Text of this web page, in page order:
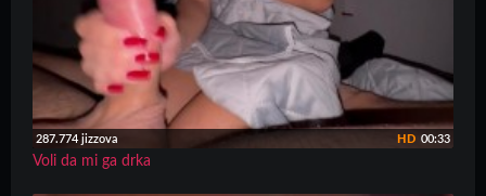
287.774 jizzova 00:33
HD
Voli da mi ga drka